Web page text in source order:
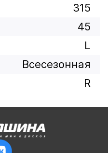
315
45
L
Всесезонная
R